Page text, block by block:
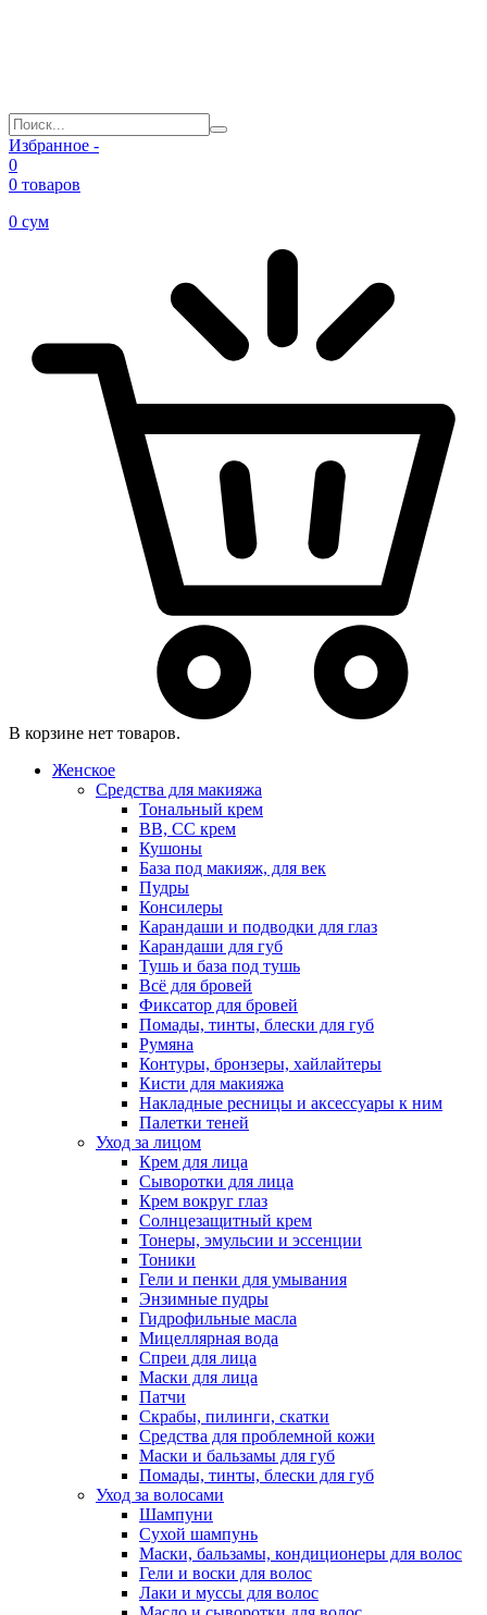
Избранное -
0
0 товаров
0 сум
В корзине нет товаров.
Женское
Средства для макияжа
Тональный крем
BB, CC крем
Кушоны
База под макияж, для век
Пудры
Консилеры
Карандаши и подводки для глаз
Карандаши для губ
Тушь и база под тушь
Всё для бровей
Фиксатор для бровей
Помады, тинты, блески для губ
Румяна
Контуры, бронзеры, хайлайтеры
Кисти для макияжа
Накладные ресницы и аксессуары к ним
Палетки теней
Уход за лицом
Крем для лица
Сыворотки для лица
Крем вокруг глаз
Солнцезащитный крем
Тонеры, эмульсии и эссенции
Тоники
Гели и пенки для умывания
Энзимные пудры
Гидрофильные масла
Мицеллярная вода
Спреи для лица
Маски для лица
Патчи
Скрабы, пилинги, скатки
Средства для проблемной кожи
Маски и бальзамы для губ
Помады, тинты, блески для губ
Уход за волосами
Шампуни
Сухой шампунь
Маски, бальзамы, кондиционеры для волос
Гели и воски для волос
Лаки и муссы для волос